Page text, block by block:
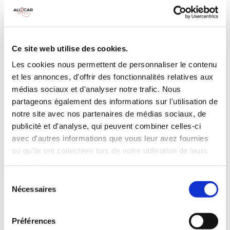
Ce site web utilise des cookies.
Les cookies nous permettent de personnaliser le contenu
et les annonces, d'offrir des fonctionnalités relatives aux
médias sociaux et d'analyser notre trafic. Nous
partageons également des informations sur l'utilisation de
notre site avec nos partenaires de médias sociaux, de
publicité et d'analyse, qui peuvent combiner celles-ci
avec d'autres informations que vous leur avez fournies
ou qu'ils ont collectées lors de votre utilisation de leurs
Nécessaires
Préférences
100 CV
INCLUS À LA LOCATION
Killométrage illimité
Assurance tous risques (hors franchise)
Carburant : plein à rendre plein
CONDITIONS DE LOCATION
Age minimum :20 ans
ASSURANCE